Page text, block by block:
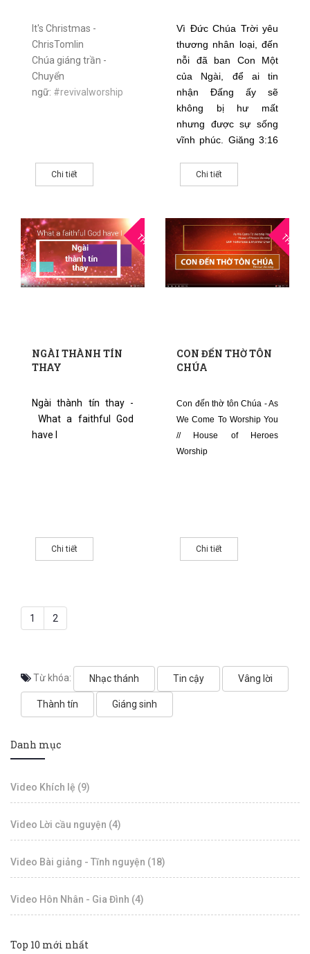
It's Christmas -
ChrisTomlin
Chúa giáng trần -
Chuyển
ngữ: #revivalworship
Chi tiết
Vì Đức Chúa Trời yêu
thương nhân loại, đến
nỗi đã ban Con Một
của Ngài, để ai tin
nhận Đấng ấy sẽ
không bị hư mất
nhưng được sự sống
vĩnh phúc. Giăng 3:16
Chi tiết
THG10
NGÀI THÀNH TÍN
THAY
Ngài thành tín thay -
What a faithful God
have I
Chi tiết
THG10
CON ĐẾN THỜ TÔN
CHÚA
Con đến thờ tôn Chúa - As
We Come To Worship You
// House of Heroes
Worship
Chi tiết
1 2
Từ khóa: Nhạc thánh Tin cậy Vâng lời
Thành tín Giáng sinh
Danh mục
Video Khích lệ (9)
Video Lời cầu nguyện (4)
Video Bài giảng - Tĩnh nguyện (18)
Video Hôn Nhân - Gia Đình (4)
Top 10 mới nhất